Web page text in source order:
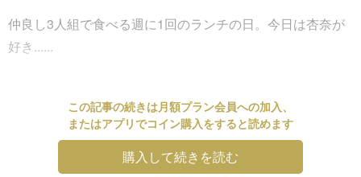
仲良し3人組で食べる週に1回のランチの日。今日は杏奈が
好き......
この記事の続きは月額プラン会員への加入、
またはアプリでコイン購入をすると読めます
購入して続きを読む